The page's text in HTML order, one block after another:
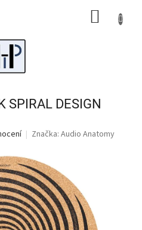
SPIRAL DESIGN
Značka: Audio Anatomy